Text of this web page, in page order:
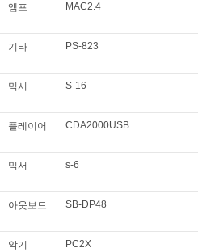
앰프 MAC2.4
기타 PS-823
믹서 S-16
플레이어 CDA2000USB
믹서 s-6
아웃보드 SB-DP48
악기 PC2X